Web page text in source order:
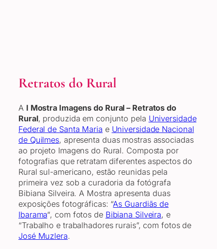
Retratos do Rural
A I Mostra Imagens do Rural – Retratos do
Rural, produzida em conjunto pela Universidade
Federal de Santa Maria e Universidade Nacional
de Quilmes, apresenta duas mostras associadas
ao projeto Imagens do Rural. Composta por
fotografias que retratam diferentes aspectos do
Rural sul-americano, estão reunidas pela
primeira vez sob a curadoria da fotógrafa
Bibiana Silveira. A Mostra apresenta duas
exposições fotográficas: “As Guardiãs de
Ibarama“, com fotos de Bibiana Silveira, e
“Trabalho e trabalhadores rurais”, com fotos de
José Muzlera.